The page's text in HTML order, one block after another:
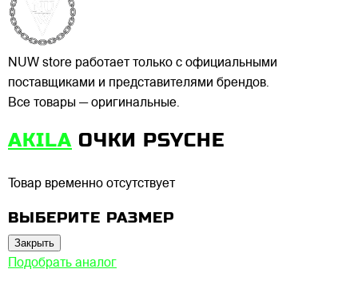
NUW store работает только с официальными
поставщиками и представителями брендов.
Все товары — оригинальные.
AKILA ОЧКИ PSYCHE
Товар временно отсутствует
ВЫБЕРИТЕ РАЗМЕР
Закрыть
Подобрать аналог